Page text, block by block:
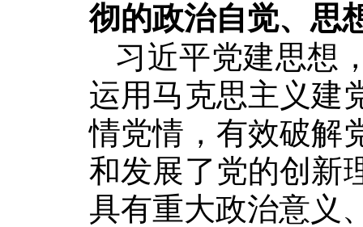
彻的政治自觉、思
习近平党建思想
运用马克思主义建
情党情，有效破解
和发展了党的创新
具有重大政治意义